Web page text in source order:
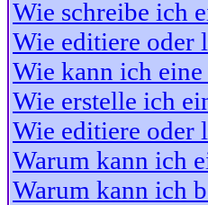
Wie schreibe ich
Wie editiere oder
Wie kann ich
Wie erstelle ich
Wie editiere oder
Warum kann ich
Warum kann ich